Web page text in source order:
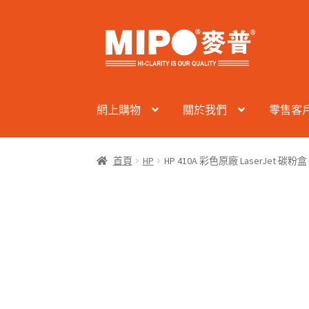
Skip
to
navigation
Skip
to
content
網上購物 關於我們 零售客
首頁 HP HP 410A 彩色原廠 LaserJet 碳粉盒